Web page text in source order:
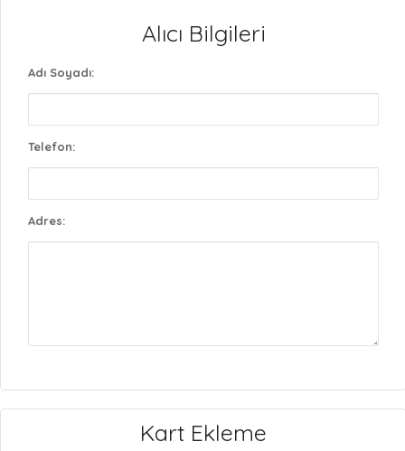
Alıcı Bilgileri
Adı Soyadı:
Telefon:
Adres:
Kart Ekleme